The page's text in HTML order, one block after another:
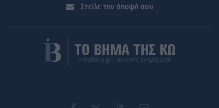
Στείλε την άποψή σου